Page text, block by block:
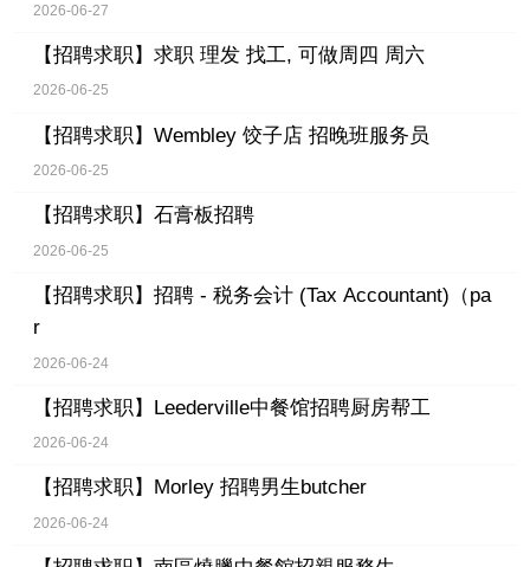
2026-06-27
【招聘求职】 求职 理发 找工, 可做周四 周六
2026-06-25
【招聘求职】 Wembley 饺子店 招晚班服务员
2026-06-25
【招聘求职】 石膏板招聘
2026-06-25
【招聘求职】 招聘 - 税务会计 (Tax Accountant)（pa
r
2026-06-24
【招聘求职】 Leederville中餐馆招聘厨房帮工
2026-06-24
【招聘求职】 Morley 招聘男生butcher
2026-06-24